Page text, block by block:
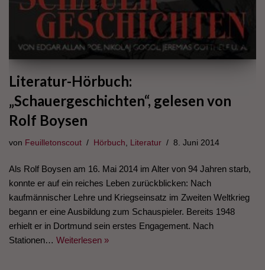
Literatur-Hörbuch:
„Schauergeschichten“, gelesen von
Rolf Boysen
von Feuilletonscout Hörbuch, Literatur 8. Juni 2014
Als Rolf Boysen am 16. Mai 2014 im Alter von 94 Jahren starb,
konnte er auf ein reiches Leben zurückblicken: Nach
kaufmännischer Lehre und Kriegseinsatz im Zweiten Weltkrieg
begann er eine Ausbildung zum Schauspieler. Bereits 1948
erhielt er in Dortmund sein erstes Engagement. Nach
Stationen… Weiterlesen »